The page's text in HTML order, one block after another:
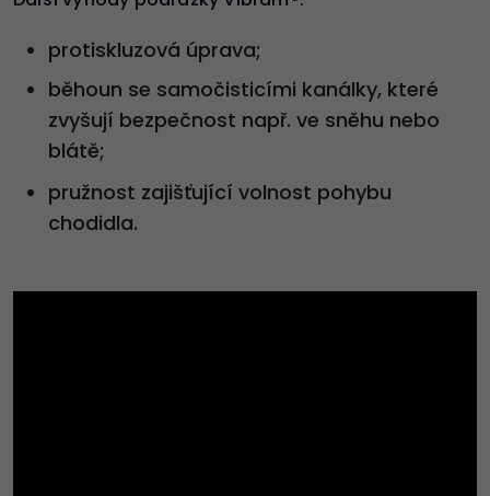
protiskluzová úprava;
běhoun se samočisticími kanálky, které
zvyšují bezpečnost např. ve sněhu nebo
blátě;
pružnost zajišťující volnost pohybu
chodidla.